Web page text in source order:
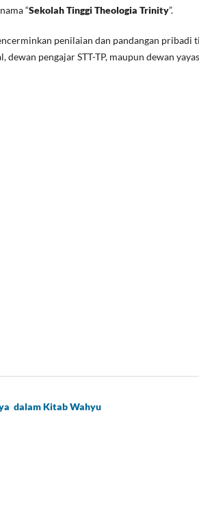
“Sekolah Tinggi Theologia Trinity”.
penilaian dan pandangan pribadi
pengajar STT-TP, maupun dewan
dalam Kitab Wahyu